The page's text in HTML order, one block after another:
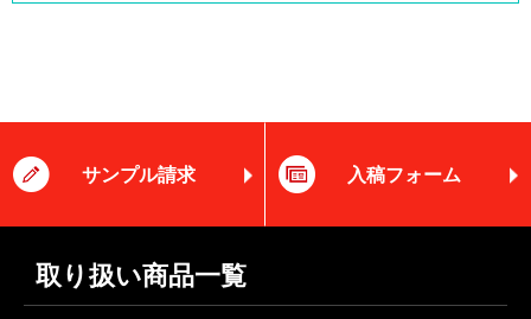
サンプル請求 入稿フォーム
取り扱い商品一覧